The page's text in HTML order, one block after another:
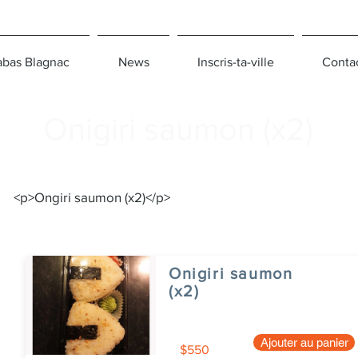
Blagnac News Inscris-ta-ville
<p>Ongiri saumon (x2)</p>
Onigiri saumon
(x2)
$550
Ajouter au panier